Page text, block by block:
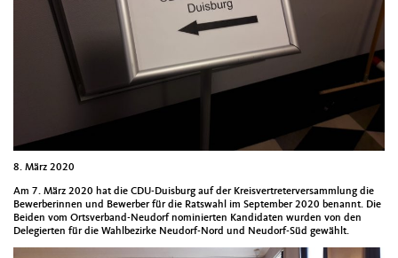
8. März 2020
Am 7. März 2020 hat die CDU-Duisburg auf der Kreisvertreterversammlung die
Bewerberinnen und Bewerber für die Ratswahl im September 2020 benannt. Die
Beiden vom Ortsverband-Neudorf nominierten Kandidaten wurden von den
Delegierten für die Wahlbezirke Neudorf-Nord und Neudorf-Süd gewählt.